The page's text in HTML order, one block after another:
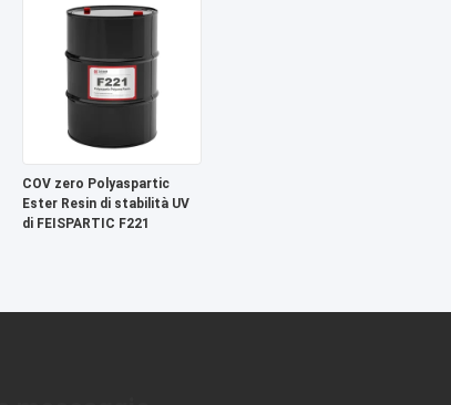
COV zero Polyaspartic
Ester Resin di stabilità UV
di FEISPARTIC F221